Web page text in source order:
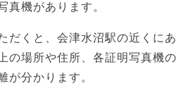
真機があります。
だくと、会津水沼駅の近くにあ
の場所や住所、各証明写真機の
が分かります。